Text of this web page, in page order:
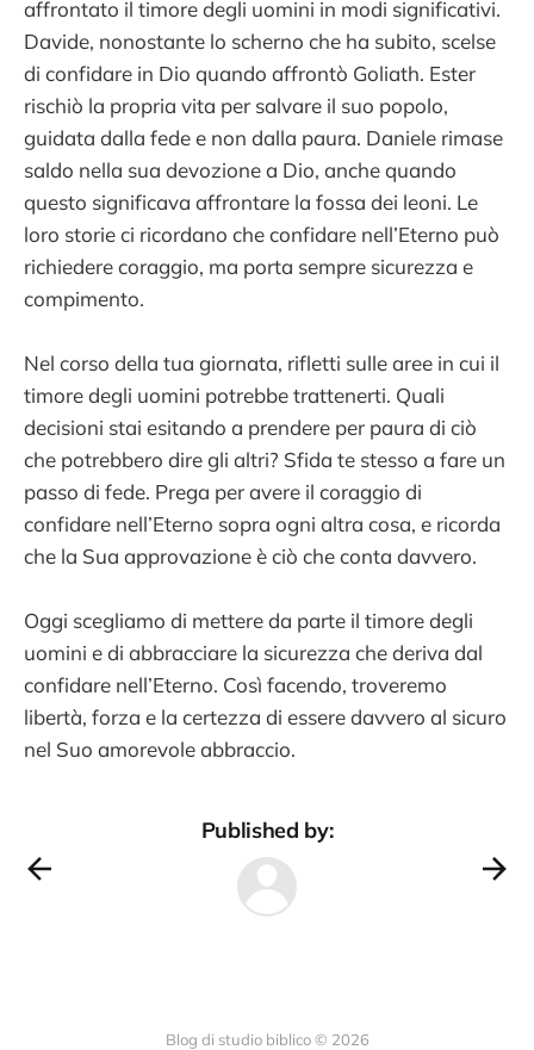
affrontato il timore degli uomini in modi significativi.
Davide, nonostante lo scherno che ha subito, scelse
di confidare in Dio quando affrontò Goliath. Ester
rischiò la propria vita per salvare il suo popolo,
guidata dalla fede e non dalla paura. Daniele rimase
saldo nella sua devozione a Dio, anche quando
questo significava affrontare la fossa dei leoni. Le
loro storie ci ricordano che confidare nell’Eterno può
richiedere coraggio, ma porta sempre sicurezza e
compimento.
Nel corso della tua giornata, rifletti sulle aree in cui il
timore degli uomini potrebbe trattenerti. Quali
decisioni stai esitando a prendere per paura di ciò
che potrebbero dire gli altri? Sfida te stesso a fare un
passo di fede. Prega per avere il coraggio di
confidare nell’Eterno sopra ogni altra cosa, e ricorda
che la Sua approvazione è ciò che conta davvero.
Oggi scegliamo di mettere da parte il timore degli
uomini e di abbracciare la sicurezza che deriva dal
confidare nell’Eterno. Così facendo, troveremo
libertà, forza e la certezza di essere davvero al sicuro
nel Suo amorevole abbraccio.
Published by:
Blog di studio biblico © 2026